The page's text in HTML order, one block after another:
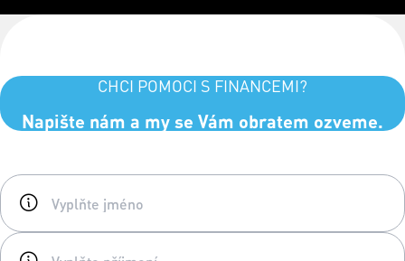
CHCI POMOCI S FINANCEMI?
Napište nám a my se Vám obratem ozveme.